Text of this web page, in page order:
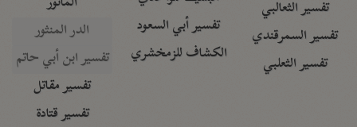
تفسير الثعالبي
تفسير السمرقندي
تفسير الثعلبي
تفسير أبي السعود
الكشاف للزمخشري
الدر المنثور
تفسير ابن أبي حاتم
تفسير مقاتل
تفسير قتادة